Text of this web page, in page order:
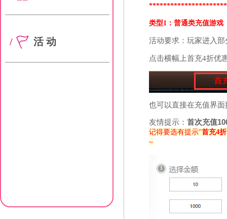
活动
/
类型1：普通类充值游戏
活动要求：玩家进入
点击横幅上首充4折优
也可以直接在充值界
友情提示：首次充值
记得要选有提示"首充4折
~